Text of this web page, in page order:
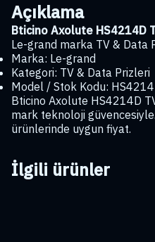
adet
Açıklama
Bticino Axolute HS4214D
Le-grand marka TV & Data
Marka: Le-grand
Kategori: TV & Data Prizleri
Model / Stok Kodu:
Bticino Axolute HS4214D
mark teknoloji
ürünlerinde uygun fiyat.
İlgili ürünler